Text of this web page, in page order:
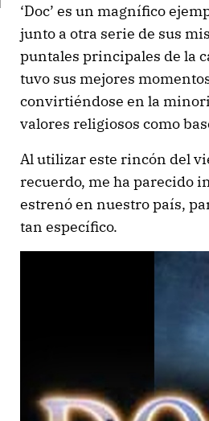
‘Doc’ es un magnífico
junto a otra serie de sus
puntales principales de la
tuvo sus mejores
convirtiéndose en la
valores religiosos como
Al utilizar este rincón del
recuerdo, me ha parecido
estrenó en nuestro país,
tan específico.